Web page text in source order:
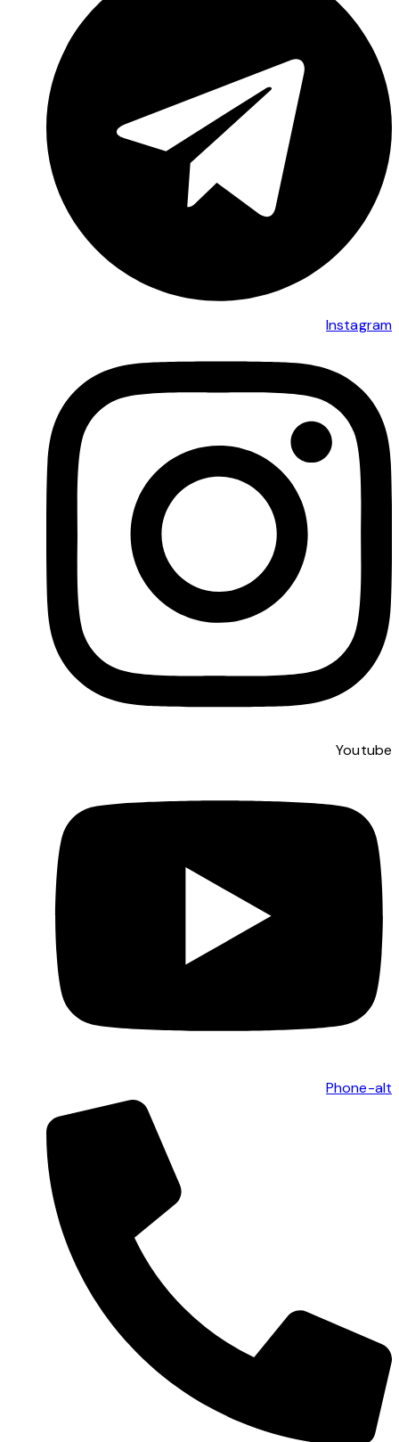
Instagram
Youtube
Phone-alt